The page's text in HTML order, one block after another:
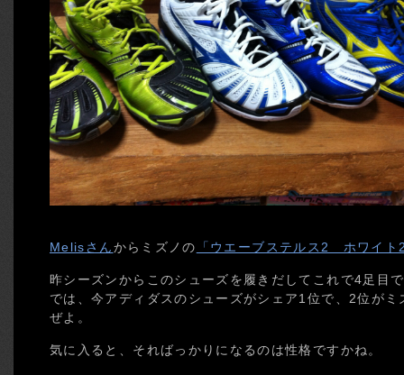
Melisさん からミズノの 「ウエーブステルス2 ホワイト
昨シーズンからこのシューズを履きだしてこれで4足目
では、今アディダスのシューズがシェア1位で、2位が
ぜよ。
気に入ると、そればっかりになるのは性格ですかね。